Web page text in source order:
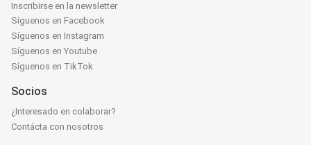
Inscribirse en la newsletter
Síguenos en Facebook
Síguenos en Instagram
Síguenos en Youtube
Síguenos en TikTok
Socios
¿Interesado en colaborar?
Contácta con nosotros